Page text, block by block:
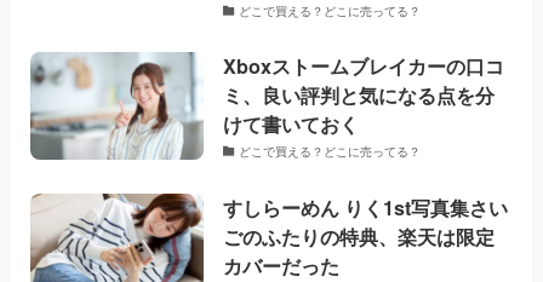
どこで買える？どこに売ってる？
Xboxストームブレイカーの口コ
ミ、良い評判と気になる点を分
けて書いておく
どこで買える？どこに売ってる？
すしらーめん りく1st写真集さい
ごのふたりの特典、楽天は限定
カバーだった